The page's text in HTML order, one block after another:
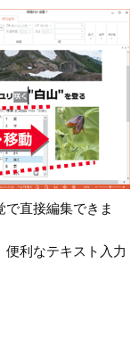
直接編集できま
利なテキスト入力